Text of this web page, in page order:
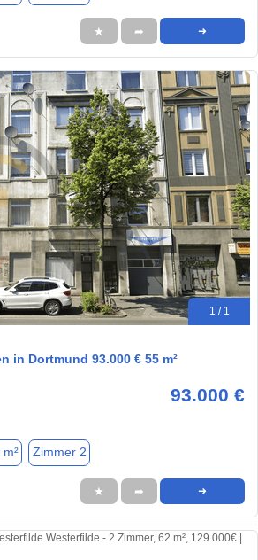
★ ➦ ➜
1 / 1
in Dortmund 93.000 € 55 m²
93.000 €
Zimmer 2
★ ➦ ➜